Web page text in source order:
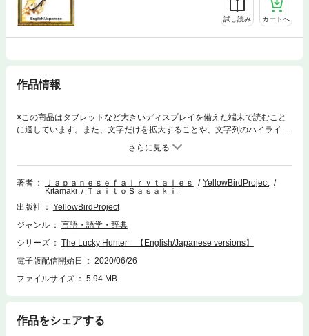
試し読み カートへ
作品情報
※この商品はタブレットなど大きいディスプレイを備えた端末で読むこと
に適しています。また、文字だけを拡大することや、文字列のハイライ
ト、検索、辞書の参照、引用などの機能が使用できません。Donbei was a
hunter but he was very bad at shooting guns. He had never hit a prey pro
perly before. Everyday, the bullet he fired, missed the prey and went flying
everywhere in unexpected directions…（KiiroitoriBooks,Vol 101）
著者 Ｊａｐａｎｅｓｅｆａｉｒｙｔａｌｅｓ
YellowBirdProject
Kitamaki
ＴａｉｔｏＳａｓａｋｉ
出版社
YellowBirdProject
ジャンル
言語・語学・辞典
シリーズ
The Lucky Hunter 【English/Japanese versions】
電子版配信開始日
2020/06/26
ファイルサイズ
5.94 MB
作品をシェアする